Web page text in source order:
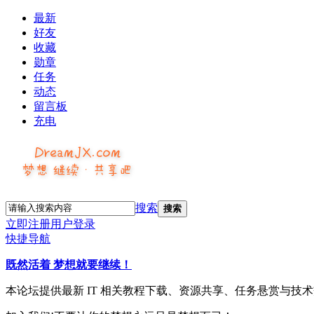
最新
好友
收藏
勋章
任务
动态
留言板
充电
搜索 搜索
立即注册用户登录
快捷导航
既然活着 梦想就要继续！
本论坛提供最新 IT 相关教程下载、资源共享、任务悬赏与技